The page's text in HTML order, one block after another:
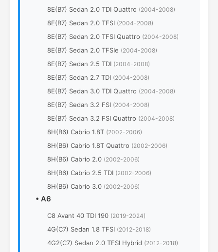
8E(B7) Sedan 2.0 TDI Quattro (2004-2008)
8E(B7) Sedan 2.0 TFSI (2004-2008)
8E(B7) Sedan 2.0 TFSI Quattro (2004-2008)
8E(B7) Sedan 2.0 TFSIe (2004-2008)
8E(B7) Sedan 2.5 TDI (2004-2008)
8E(B7) Sedan 2.7 TDI (2004-2008)
8E(B7) Sedan 3.0 TDI Quattro (2004-2008)
8E(B7) Sedan 3.2 FSI (2004-2008)
8E(B7) Sedan 3.2 FSI Quattro (2004-2008)
8H(B6) Cabrio 1.8T (2002-2006)
8H(B6) Cabrio 1.8T Quattro (2002-2006)
8H(B6) Cabrio 2.0 (2002-2006)
8H(B6) Cabrio 2.5 TDI (2002-2006)
8H(B6) Cabrio 3.0 (2002-2006)
• A6
C8 Avant 40 TDI 190 (2019-2024)
4G(C7) Sedan 1.8 TFSI (2012-2018)
4G2(C7) Sedan 2.0 TFSI Hybrid (2012-2018)